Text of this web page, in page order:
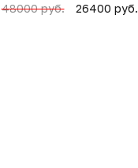
48000 руб. 26400 руб.